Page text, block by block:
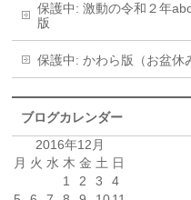
保護中: 激動の令和２年
版
保護中: かわら版（お盆休
ブログカレンダー
2016年12月
月 火 水 木 金 土 日
1
2 3
4